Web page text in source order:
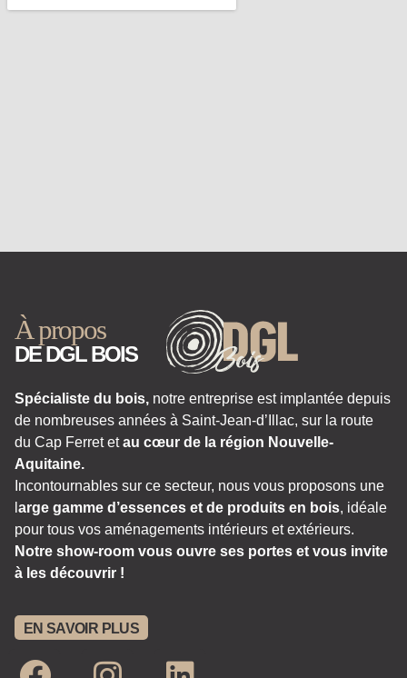
À propos
DE DGL BOIS
Spécialiste du bois, notre entreprise est implantée depuis
de nombreuses années à Saint-Jean-d’Illac, sur la route
du Cap Ferret etau cœur de la région Nouvelle-
Aquitaine.
Incontournables sur ce secteur, nous vous proposons une
arge gamme d’essences et de produits en bois, idéale
pour tous vos aménagements intérieurs et extérieurs.
Notre show-room vous ouvre ses portes et vous invite
à les découvrir !
EN SAVOIR PLUS